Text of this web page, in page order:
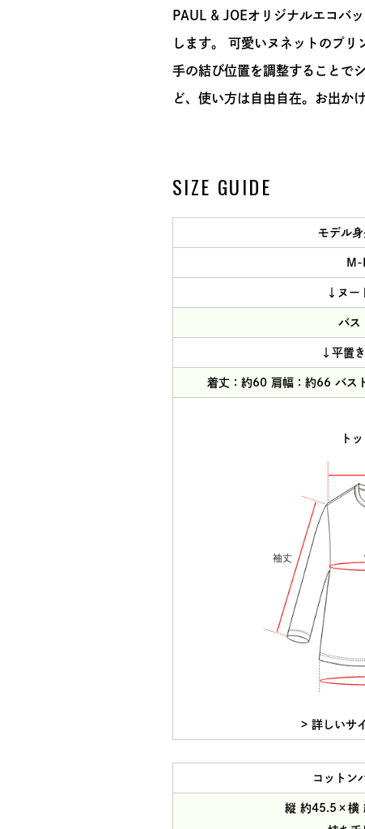
PAUL & JOEオリジナルエコバ
します。 可愛いヌネットのプリ
手の結び位置を調整することで
ど、使い方は自由自在。お出か
SIZE GUIDE
モデル
M-
↓ヌー
バ
↓平置
着丈：約60 肩幅：約66 バス
ト
> 詳しいサ
コットン
縦 約45.5×横